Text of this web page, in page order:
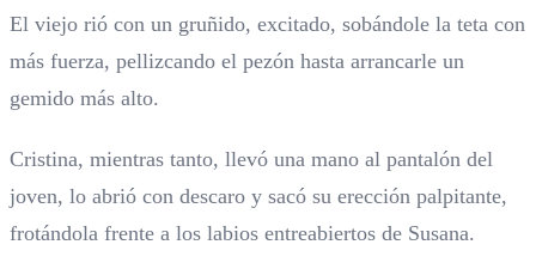
El viejo rió con un gruñido, excitado, sobándole la teta con
más fuerza, pellizcando el pezón hasta arrancarle un
gemido más alto.
Cristina, mientras tanto, llevó una mano al pantalón del
joven, lo abrió con descaro y sacó su erección palpitante,
frotándola frente a los labios entreabiertos de Susana.